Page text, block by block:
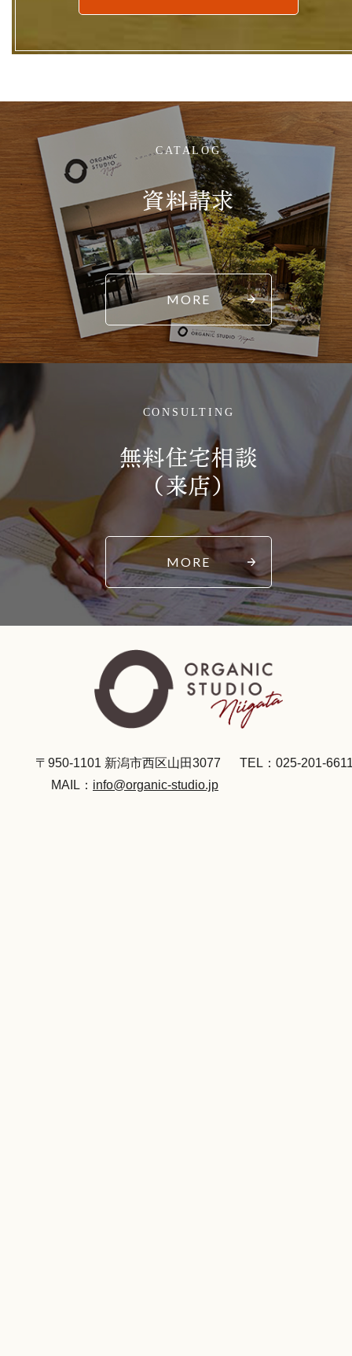
CATALOG
資料請求
MORE
CONSULTING
無料住宅相談
（来店）
MORE
〒950-1101 新潟市西区山田3077
TEL：025-201-
MAIL： info@organic-studio.jp